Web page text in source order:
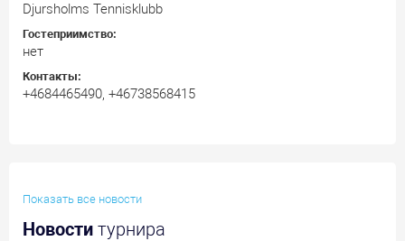
Djursholms Tennisklubb
Гостеприимство:
нет
Контакты:
+4684465490, +46738568415
Показать все новости
Новости турнира